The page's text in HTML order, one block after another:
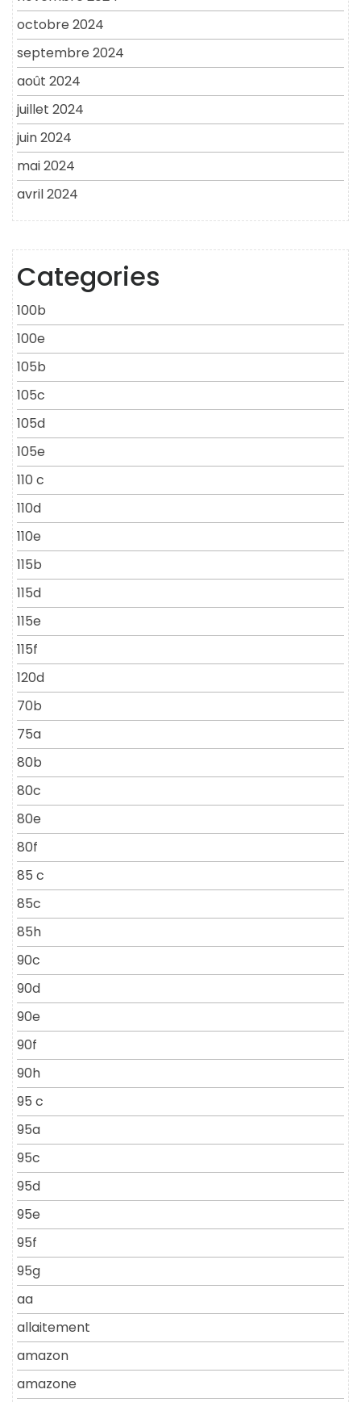
octobre 2024
septembre 2024
août 2024
juillet 2024
juin 2024
mai 2024
avril 2024
Categories
100b
100e
105b
105c
105d
105e
110 c
110d
110e
115b
115d
115e
115f
120d
70b
75a
80b
80c
80e
80f
85 c
85c
85h
90c
90d
90e
90f
90h
95 c
95a
95c
95d
95e
95f
95g
aa
allaitement
amazon
amazone